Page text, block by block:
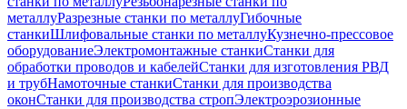
металлуРазрезные станки по металлуГибочные
станкиШлифовальные станки по металлуКузнечно-прессовое
оборудованиеЭлектромонтажные станкиСтанки для
обработки проводов и кабелейСтанки для изготовления РВД
и трубНамоточные станкиСтанки для производства
оконСтанки для производства стропЭлектроэрозионные